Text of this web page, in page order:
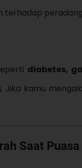
terhadap
diabetes,
Jika kamu
Saat